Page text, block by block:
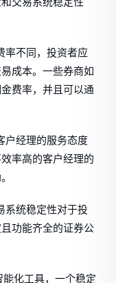
率不同，投资者应
成本。一些券商如
费率，并且可以通
户经理的服务态度
率高的客户经理的
系统稳定性对于投
功能齐全的证券公
化工具，一个稳定